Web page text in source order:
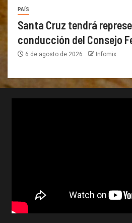
PAÍS
Santa Cruz tendrá
conducción del Consejo
6 de agosto de 2026 Infomix